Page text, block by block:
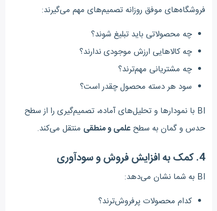
فروشگاه‌های موفق روزانه تصمیم‌های مهم می‌گیرند:
چه محصولاتی باید تبلیغ شوند؟
چه کالاهایی ارزش موجودی ندارند؟
چه مشتریانی مهم‌ترند؟
سود هر دسته محصول چقدر است؟
BI با نمودارها و تحلیل‌های آماده، تصمیم‌گیری را از سطح
حدس و گمان به سطحعلمی و منطقی منتقل می‌کند.
4. کمک به افزایش فروش و سودآوری
BI به شما نشان می‌دهد:
کدام محصولات پرفروش‌ترند؟